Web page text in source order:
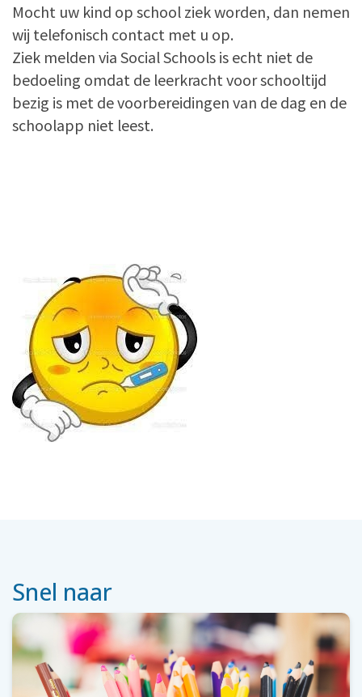
Mocht uw kind op school ziek worden, dan nemen
wij telefonisch contact met u op.
Ziek melden via Social Schools is echt niet de
bedoeling omdat de leerkracht voor schooltijd
bezig is met de voorbereidingen van de dag en de
schoolapp niet leest.
Snel naar